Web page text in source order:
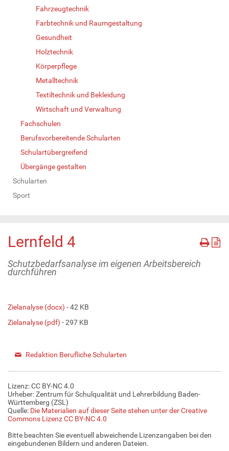
Fahrzeugtechnik
Farbtechnik und Raumgestaltung
Gesundheit
Holztechnik
Körperpflege
Metalltechnik
Textiltechnik und Bekleidung
Wirtschaft und Verwaltung
Fachschulen
Berufsvorbereitende Schularten
Schulartübergreifend
Übergänge gestalten
Schularten
Sport
Lernfeld 4
Schutzbedarfsanalyse im eigenen Arbeitsbereich
durchführen
Zielanalyse (docx) - 42 KB
Zielanalyse (pdf) - 297 KB
Redaktion Berufliche Schularten
Lizenz: CC BY-NC 4.0
Urheber: Zentrum für Schulqualität und Lehrerbildung Baden-
Württemberg (ZSL)
Quelle: Die Materialien auf dieser Seite stehen unter der Creative
Commons Lizenz CC BY-NC 4.0
Bitte beachten Sie eventuell abweichende Lizenzangaben bei den
eingebundenen Bildern und anderen Dateien.